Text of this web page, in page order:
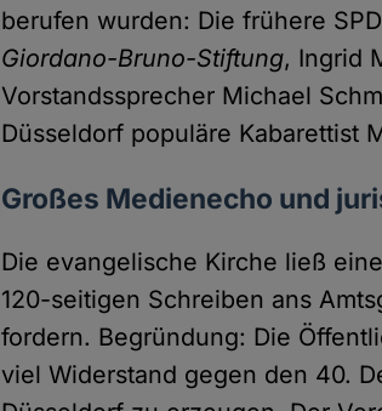
berufen wurden: Die frühere
Giordano-Bruno-Stiftung, Ingrid
Vorstandssprecher Michael
Düsseldorf populäre Kabarettist
Großes Medienecho und
Die evangelische Kirche ließ
120-seitigen Schreiben ans
fordern. Begründung: Die
viel Widerstand gegen den 40.